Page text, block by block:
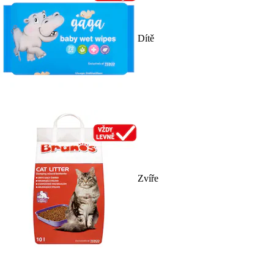
Dítě
Zvíře